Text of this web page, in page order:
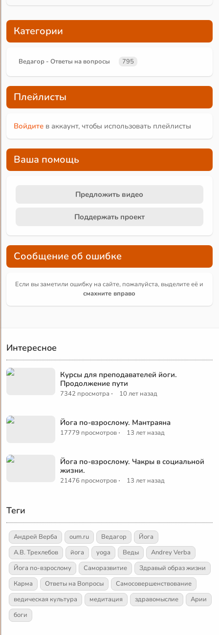
Категории
Ведагор - Ответы на вопросы 795
Плейлисты
Войдите в аккаунт, чтобы использовать плейлисты
Ваша помощь
Предложить видео
Поддержать проект
Сообщение об ошибке
Если вы заметили ошибку на сайте, пожалуйста, выделите её и
смахните вправо
Интересное
Курсы для преподавателей йоги.
Продолжение пути
7342 просмотра · 10 лет назад
Йога по-взрослому. Мантраяна
17779 просмотров · 13 лет назад
Йога по-взрослому. Чакры в социальной
жизни.
21476 просмотров · 13 лет назад
Теги
Андрей Верба oum.ru Ведагор
Йога
А.В. Трехлебов
йога yoga Веды
Andrey Verba
Йога по-взрослому
Саморазвитие
Здравый образ жизни
Карма
Ответы на Вопросы
Самосовершенствование
ведическая культура
медитация здравомыслие
Арии
боги